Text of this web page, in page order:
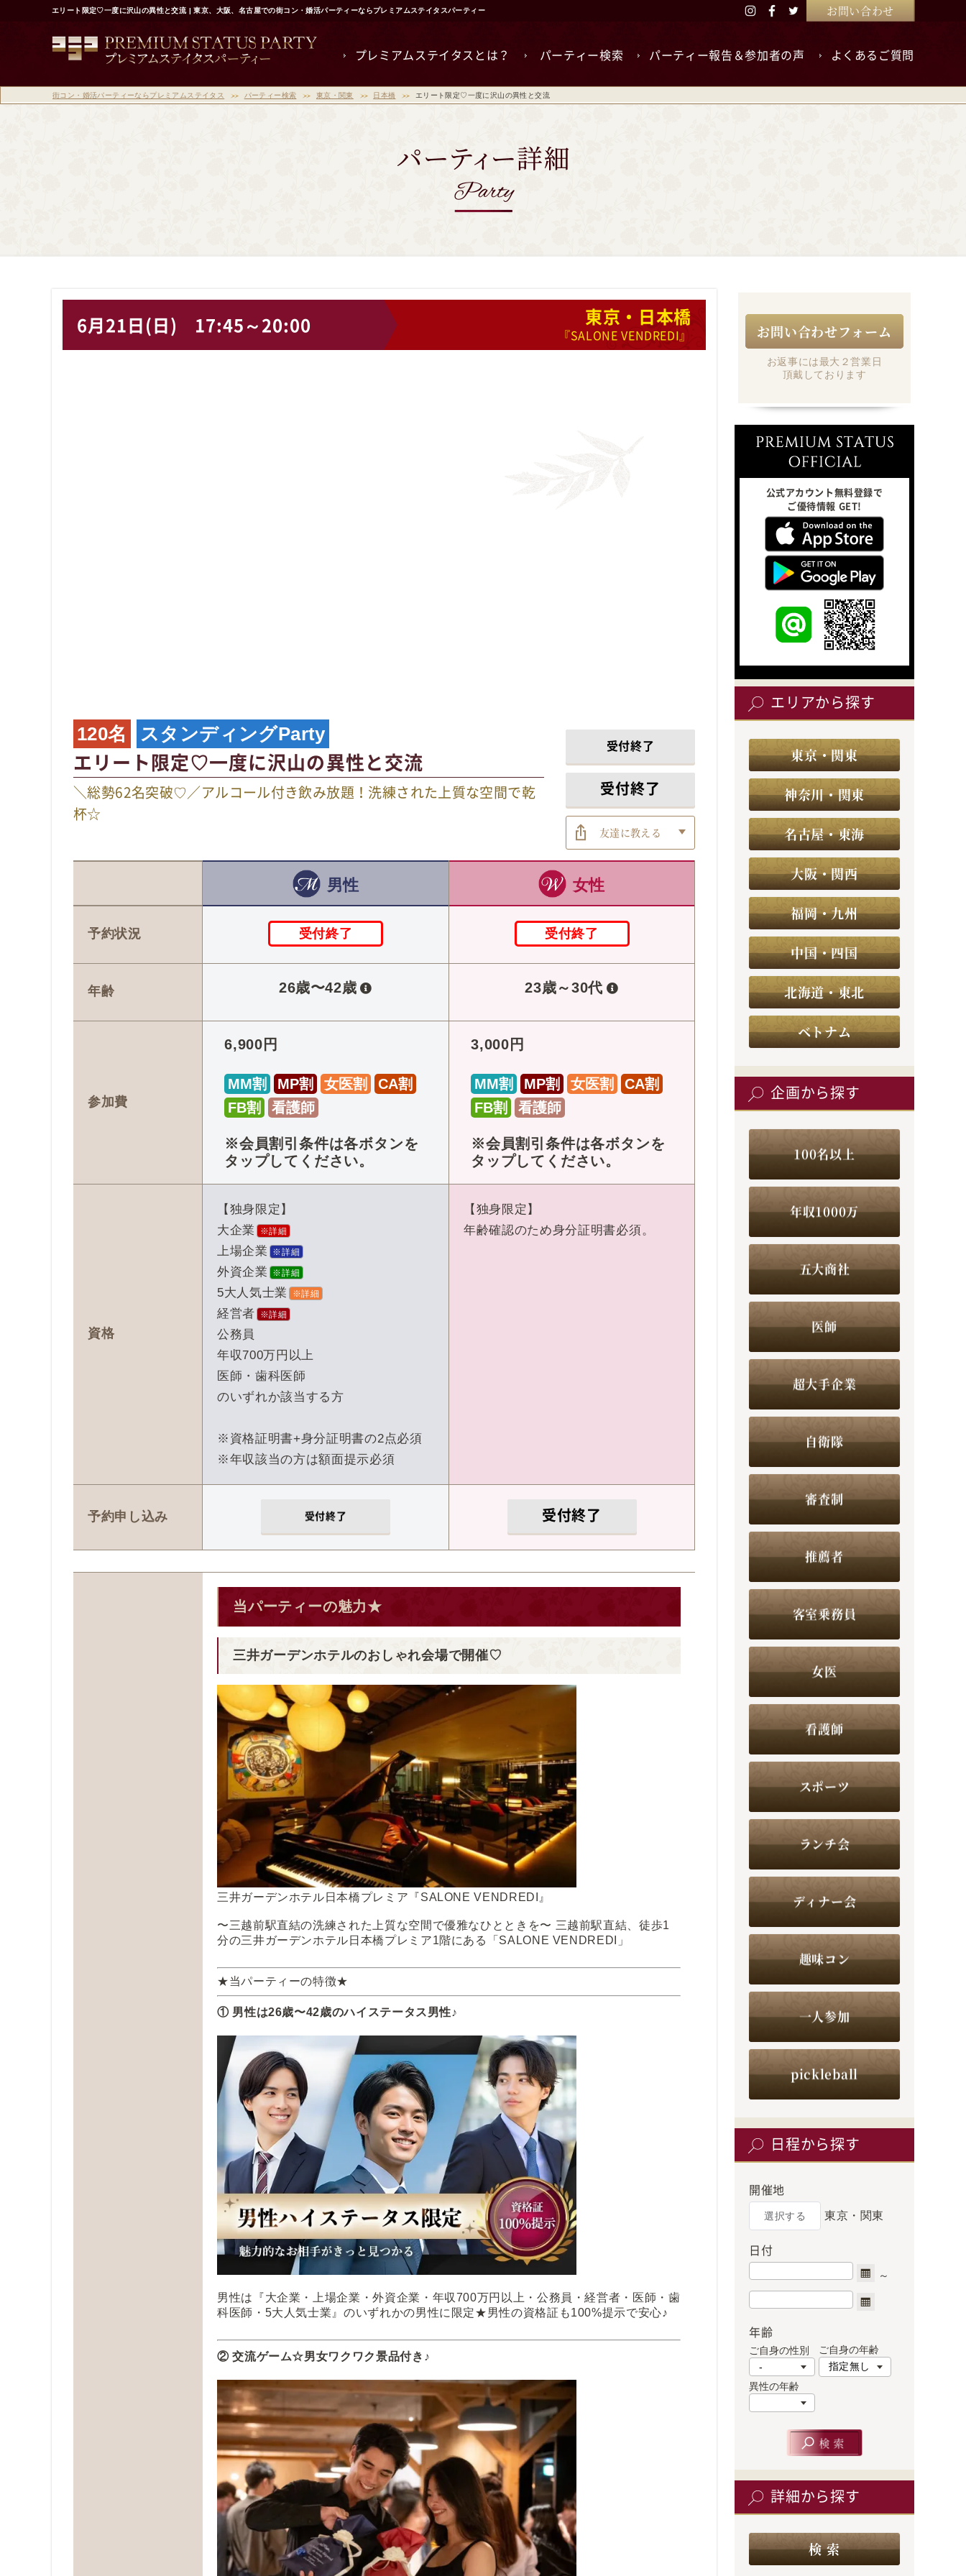
エリート限定♡一度に沢山の異性と交流 | 東京、大阪、名古屋での街コン・婚活パーティーならプレミアムステイタスパーティー お問い合わせ
プレミアムステイタスとは？ パーティー検索 パーティー報告＆参加者の声 よくあるご質問
街コン・婚活パーティーならプレミアムステイタス パーティー検索 東京・関東 日本橋 エリート限定♡一度に沢山の異性と交流
6月21日(日) 17:45～20:00 東京・日本橋
『SALONE VENDREDI』
120名 スタンディングParty
エリート限定♡一度に沢山の異性と交流
＼総勢62名突破♡／アルコール付き飲み放題！洗練された上質な空間で乾
杯☆
受付終了
受付終了
友達に教える
男性
予約状況 受付終了
年齢 26歳〜42歳
参加費
6,900円
MM割 MP割 女医割
CA割
FB割
看護師
※会員割引条件は各ボタンを
タップしてください。
資格
【独身限定】
大企業
※詳細
上場企業 ※詳細
外資企業 ※詳細
5大人気士業 ※詳細
経営者 ※詳細
公務員
年収700万円以上
医師・歯科医師
のいずれか該当する方
※資格証明書+身分証明書の2点必須
※年収該当の方は額面提示必須
予約申し込み 受付終了
女性
受付終了
23歳～30代
3,000円
MM割 MP割 女医割
CA割
FB割
看護師
※会員割引条件は各ボタンを
タップしてください。
【独身限定】
年齢確認のため身分証明書必須。
受付終了
当パーティーの魅力★
三井ガーデンホテルのおしゃれ会場で開催♡
三井ガーデンホテル日本橋プレミア『SALONE VENDREDI』
〜三越前駅直結の洗練された上質な空間で優雅なひとときを〜 三越前駅直結、徒歩1
分の三井ガーデンホテル日本橋プレミア1階にある「SALONE VENDREDI」
★当パーティーの特徴★
① 男性は26歳〜42歳のハイステータス男性♪
男性は『大企業・上場企業・外資企業・年収700万円以上・公務員・経営者・医師・歯
科医師・5大人気士業』のいずれかの男性に限定★男性の資格証も100%提示で安心♪
② 交流ゲーム☆男女ワクワク景品付き♪
お問い合わせフォーム
お返事には最大２営業日
頂戴しております
公式アカウント無料登録で
ご優待情報 GET!
エリアから探す
東京・関東
神奈川・関東
名古屋・東海
大阪・関西
福岡・九州
中国・四国
北海道・東北
ベトナム
企画から探す
100名以上
年収1000万
五大商社
医師
超大手企業
自衛隊
審査制
推薦者
客室乗務員
女医
看護師
スポーツ
ランチ会
ディナー会
趣味コン
一人参加
pickleball
日程から探す
開催地
選択する 東京・関東
日付
年齢
ご自身の性別 ご自身の年齢
異性の年齢
詳細から探す
検 索